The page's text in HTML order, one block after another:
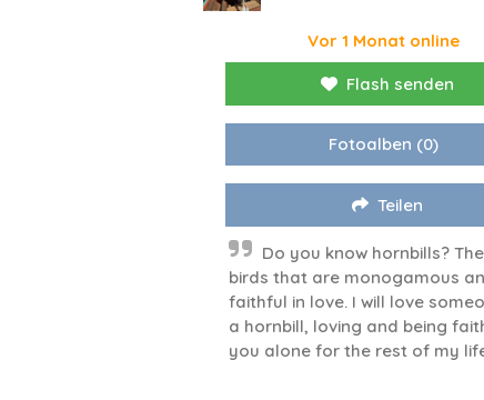
Vor 1 Monat online
Flash senden
Fotoalben (0)
Teilen
Do you know hornbills?
birds that are monogamous
faithful in love. I will love
a hornbill, loving and being
you alone for the rest of my